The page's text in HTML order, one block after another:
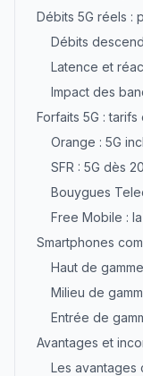
Débits 5G réels :
Débits
Latence et
Impact des
Forfaits 5G :
Orange : 5G
SFR : 5G dès
Bouygues
Free Mobile :
Smartphones
Haut de
Milieu de
Entrée de
Avantages et
Les avantages